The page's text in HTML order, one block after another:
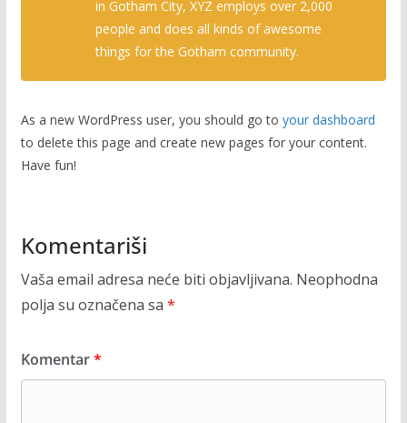
in Gotham City, XYZ employs over 2,000
people and does all kinds of awesome
things for the Gotham community.
As a new WordPress user, you should go to your dashboard
to delete this page and create new pages for your content.
Have fun!
Komentariši
Vaša email adresa neće biti objavljivana. Neophodna
polja su označena sa *
Komentar*